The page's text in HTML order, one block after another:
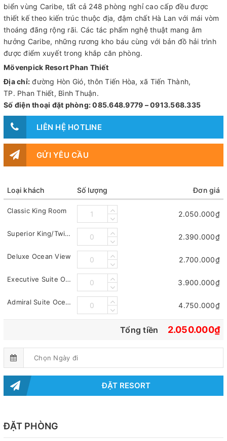
biển vùng Caribe, tất cả 248 phòng nghỉ cao cấp đều được
thiết kế theo kiến trúc thuộc địa, đậm chất Hà Lan với mái vòm
thoáng đãng rộng rãi. Các tác phẩm nghệ thuật mang âm
hưởng Caribe, những rương kho báu cùng với bản đồ hải trình
được điểm xuyết trong khắp căn phòng.
Mövenpick Resort Phan Thiết
Địa chỉ: đường Hòn Gió, thôn Tiến Hòa, xã Tiến Thành,
TP. Phan Thiết, Bình Thuận.
Số điện thoại đặt phòng: 085.648.9779 – 0913.568.335
LIÊN HỆ HOTLINE
GỬI YÊU CẦU
Loại khách Số lượng Đơn giá
Classic King Room 2.050.000₫
Superior King/Twin Room 2.390.000₫
Deluxe Ocean View 2.700.000₫
Executive Suite Ocean 3.900.000₫
Admiral Suite Ocean 4.750.000₫
Tổng tiền 2.050.000₫
ĐẶT RESORT
ĐẶT PHÒNG